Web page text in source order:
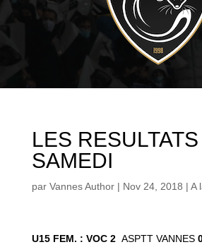
LES
SAMEDI
par Vannes Author| Nov 24, 2018 | A
U15 FEM. : VOC 2 ASPTT VANNES